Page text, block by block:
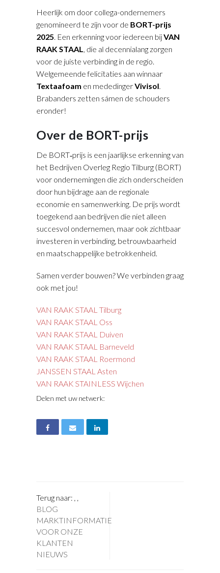
Heerlijk om door collega-ondernemers
genomineerd te zijn voor de BORT-prijs
2025. Een erkenning voor iedereen bijVAN
RAAK STAAL, die al decennialang zorgen
voor de juiste verbinding in de regio.
Welgemeende felicitaties aan winnaar
Textaafoam en mededingerVivisol.
Brabanders zetten sámen de schouders
eronder!
Over de BORT-prijs
De BORT‑prijs is een jaarlijkse erkenning van
het Bedrijven Overleg Regio Tilburg (BORT)
voor ondernemingen die zich onderscheiden
door hun bijdrage aan de regionale
economie en samenwerking. De prijs wordt
toegekend aan bedrijven die niet alleen
succesvol ondernemen, maar ook zichtbaar
investeren in verbinding, betrouwbaarheid
en maatschappelijke betrokkenheid.
Samen verder bouwen? We verbinden graag
ook met jou!
VAN RAAK STAAL Tilburg
VAN RAAK STAAL Oss
VAN RAAK STAAL Duiven
VAN RAAK STAAL Barneveld
VAN RAAK STAAL Roermond
JANSSEN STAAL Asten
VAN RAAK STAINLESS Wijchen
Delen met uw netwerk:
Terug naar:
BLOG
,
MARKTINFORMATIE
VOOR ONZE
KLANTEN
,
NIEUWS